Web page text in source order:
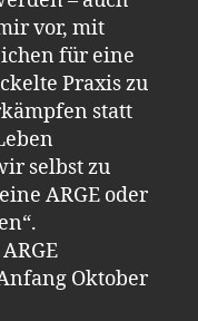
vor, mit
für eine
Praxis zu
statt
selbst zu
ARGE oder
Oktober